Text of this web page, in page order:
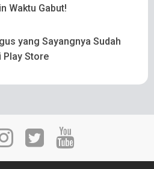
Waktu Gabut!
yang Sayangnya Sudah
Play Store